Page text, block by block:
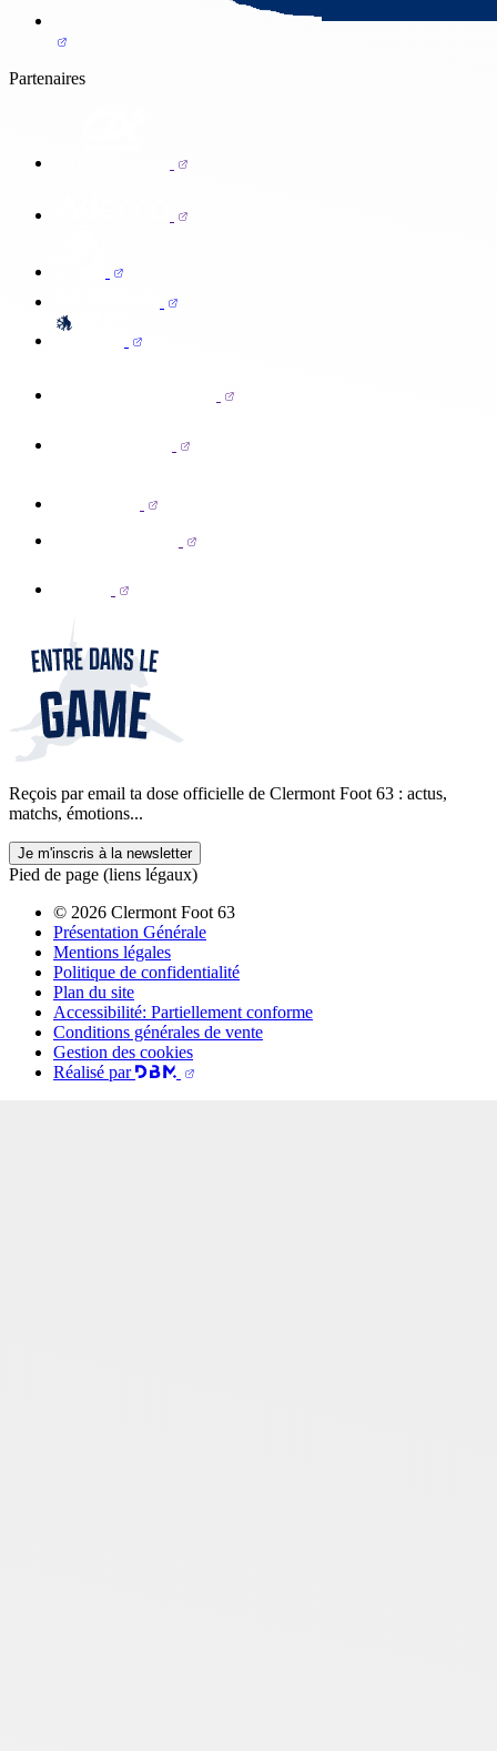
Partenaires
Reçois par email ta dose officielle de Clermont Foot 63 : actus,
matchs, émotions...
Je m'inscris à la newsletter
Pied de page (liens légaux)
© 2026 Clermont Foot 63
Présentation Générale
Mentions légales
Politique de confidentialité
Plan du site
Accessibilité: Partiellement conforme
Conditions générales de vente
Gestion des cookies
Réalisé par